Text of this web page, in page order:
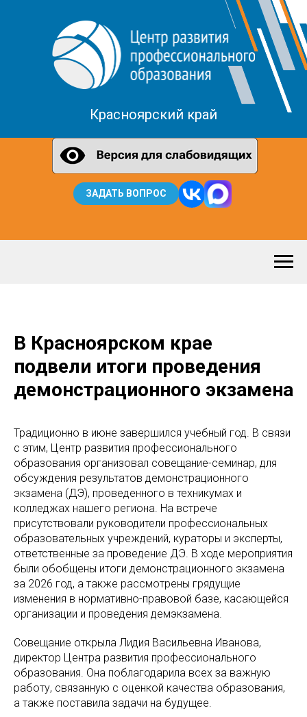
Красноярский край
ЗАДАТЬ ВОПРОС
В Красноярском крае
подвели итоги проведения
демонстрационного экзамена
Традиционно в июне завершился учебный год. В связи
с этим, Центр развития профессионального
образования организовал совещание-семинар, для
обсуждения результатов демонстрационного
экзамена (ДЭ), проведенного в техникумах и
колледжах нашего региона. На встрече
присутствовали руководители профессиональных
образовательных учреждений, кураторы и эксперты,
ответственные за проведение ДЭ. В ходе мероприятия
были обобщены итоги демонстрационного экзамена
за 2026 год, а также рассмотрены грядущие
изменения в нормативно-правовой базе, касающейся
организации и проведения демэкзамена.
Совещание открыла Лидия Васильевна Иванова,
директор Центра развития профессионального
образования. Она поблагодарила всех за важную
работу, связанную с оценкой качества образования,
а также поставила задачи на будущее.